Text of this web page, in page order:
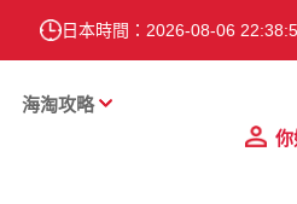
日本時間： 2026-08-06
海淘攻略
你